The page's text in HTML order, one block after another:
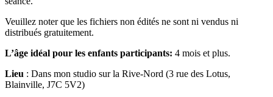
Veuillez noter que les fichiers non édités ne sont ni vendus ni
distribués gratuitement.
L’âge idéal pour les enfants participants: 4 mois et plus.
Lieu : Dans mon studio sur la Rive-Nord (3 rue des Lotus,
Blainville, J7C 5V2)